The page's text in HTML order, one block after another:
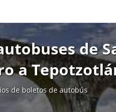
de
a
de boletos de autobús